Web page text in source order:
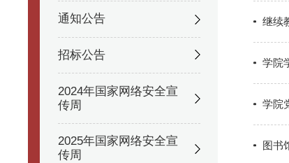
通知公告
招标公告
2024年国家网络安全宣
传周
2025年国家网络安全宣
传周
继续
学院
学院
图书